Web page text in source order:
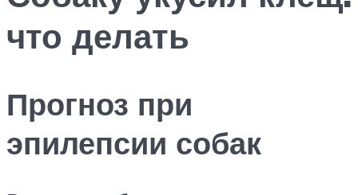
что делать
Прогноз при
эпилепсии собак